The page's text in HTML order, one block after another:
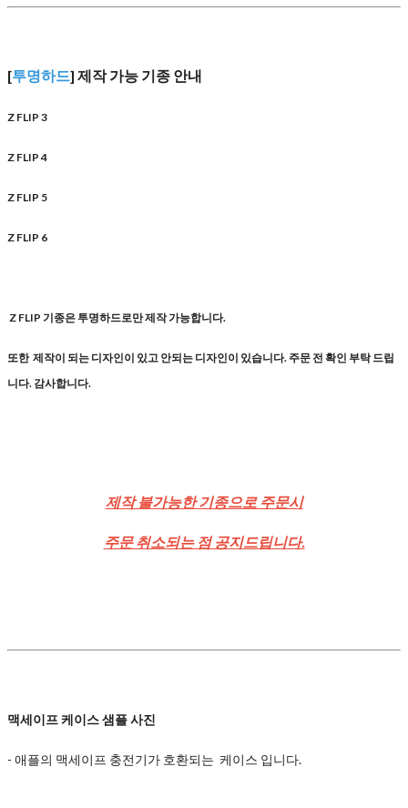
[투명하드] 제작 가능 기종 안내
Z FLIP 3
Z FLIP 4
Z FLIP 5
Z FLIP 6
Z FLIP 기종은 투명하드로만 제작 가능합니다.
또한 제작이 되는 디자인이 있고 안되는 디자인이 있습니다. 주문 전 확인 부탁 드립
니다. 감사합니다.
제작 불가능한 기종으로 주문시
주문 취소되는 점 공지드립니다.
맥세이프 케이스 샘플 사진
- 애플의 맥세이프 충전기가 호환되는 케이스 입니다.